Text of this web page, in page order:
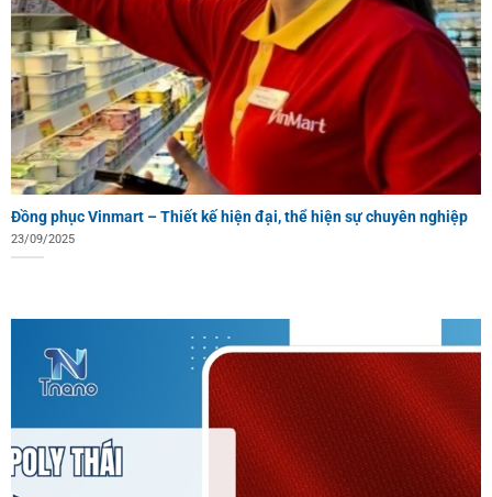
Đồng phục Vinmart – Thiết kế hiện đại, thể hiện sự chuyên nghiệp
23/09/2025